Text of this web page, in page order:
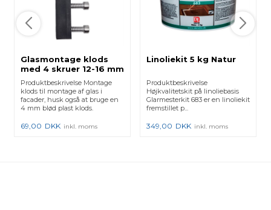
Glasmontage klods
med 4 skruer 12-16 mm
glas
Produktbeskrivelse Montage
klods til montage af glas i
facader, husk også at bruge en
4 mm blød plast klods.
69,00 DKK inkl. moms
Linoliekit 5 kg Natur
Produktbeskrivelse
Højkvalitetskit på linoliebasis
Glarmesterkit 683 er en linoliekit
fremstillet p...
349,00 DKK inkl. moms